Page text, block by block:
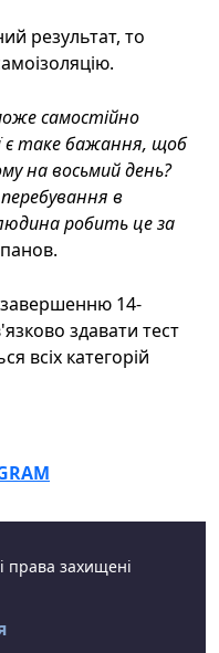
результат, то
самостійно
є таке бажання, щоб
на восьмий день?
в
людина робить це за
14-
здавати тест
всіх категорій
права захищені